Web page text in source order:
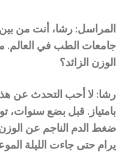
جامعات الطب في العالم.
الوزن الزائد؟
رشا: لا أحب التحدث عن
بامتياز. قبل بضع سنوات،
ضغط الدم الناجم عن
يرام حتى جاءت الليلة